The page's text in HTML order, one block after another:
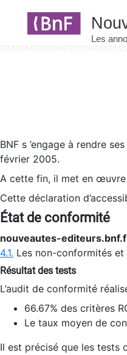
BNF s ’engage à rendre
février 2005.
A cette fin, il met en
Cette déclaration
État de conformité
nouveautes-
4.1. Les non-conformités
Résultat des tests
L’audit de conformité
66.67% des critères
Le taux moyen de
Il est précisé que les tests